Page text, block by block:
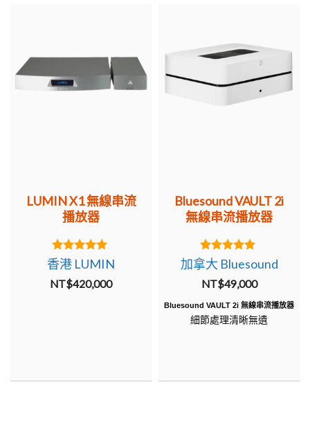
LUMIN X1 無線串流
播放器
5.00
out of 5
香港 LUMIN
NT$420,000
Bluesound VAULT 2i
無線串流播放器
5.00
out of 5
加拿大 Bluesound
NT$49,000
Bluesound VAULT 2i 無線串流播放器
細節處理清晰無遺